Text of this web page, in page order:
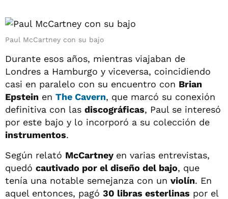
Paul McCartney con su bajo
Durante esos años, mientras viajaban de
Londres a Hamburgo y viceversa, coincidiendo
casi en paralelo con su encuentro con Brian
Epstein en The Cavern, que marcó su conexión
definitiva con las discográficas, Paul se interesó
por este bajo y lo incorporó a su colección de
instrumentos.
Según relató McCartney en varias entrevistas,
quedó cautivado por el diseño del bajo, que
tenía una notable semejanza con un violín. En
aquel entonces, pagó 30 libras esterlinas por el